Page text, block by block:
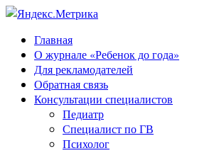
Главная
О журнале «Ребенок до года»
Для рекламодателей
Обратная связь
Консультации специалистов
Педиатр
Специалист по ГВ
Психолог